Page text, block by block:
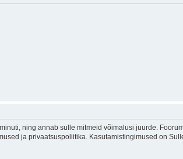
ning annab sulle mitmeid võimalusi juurde.
ja privaatsuspoliitika. Kasutamistingimused on